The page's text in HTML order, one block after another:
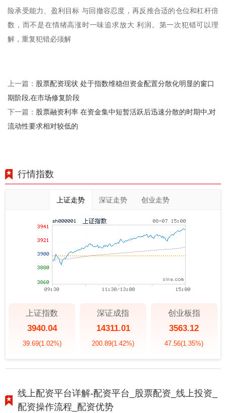
险承受能力、盈利目标 与回撤容忍度，再反推合适的仓位和杠杆倍
数，而不是在情绪高涨时一味追求放大 利润。第一次犯错可以理
解，重复犯错必须解
上一篇： 股票配资现状 处于指数维稳但资金配置分散化明显的窗口
期阶段,在市场修复阶段
下一篇： 股票融资利率 在资金集中短暂活跃后迅速分散的时期中,对
流动性要求相对较低的
行情指数
上证走势 深证走势 创业走势
上证指数
3940.04
39.69(1.02%)
深证成指
14311.01
200.89(1.42%)
创业板指
3563.12
47.56(1.35%)
线上配资平台详解-配资平台_股票配资_线上投资_
配资操作流程_配资优势